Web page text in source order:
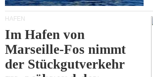
HÄFEN
Im Hafen von
Marseille-Fos nimmt
der Stückgutverkehr